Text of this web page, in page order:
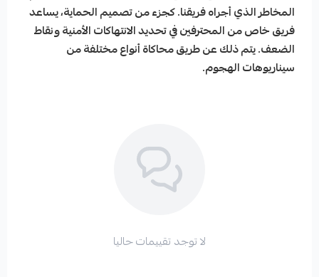
المخاطر الذي أجراه فريقنا. كجزء من تصميم الحماية، يساعد
فريق خاص من المحترفين في تحديد الانتهاكات الأمنية ونقاط
الضعف. يتم ذلك عن طريق محاكاة أنواع مختلفة من
سيناريوهات الهجوم.
لا توجد تقييمات حاليا